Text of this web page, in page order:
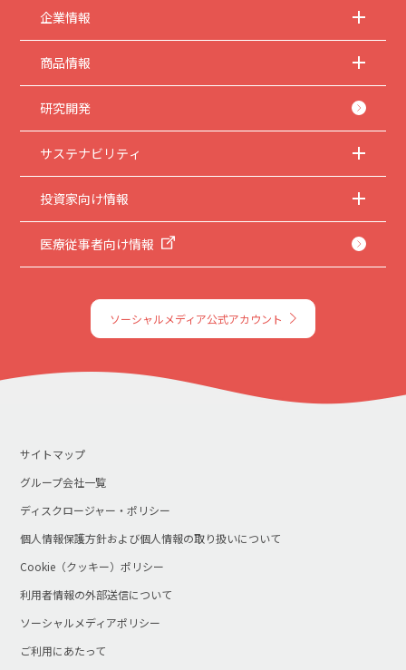
企業情報
商品情報
研究開発
サステナビリティ
投資家向け情報
医療従事者向け情報
ソーシャルメディア公式アカウント
サイトマップ
グループ会社一覧
ディスクロージャー・ポリシー
個人情報保護方針および個人情報の取り扱いについて
Cookie（クッキー）ポリシー
利用者情報の外部送信について
ソーシャルメディアポリシー
ご利用にあたって